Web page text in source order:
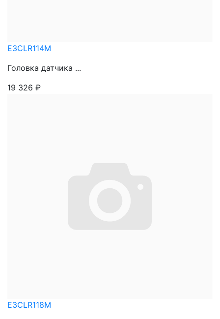
E3CLR114M
Головка датчика ...
19 326 ₽
E3CLR118M